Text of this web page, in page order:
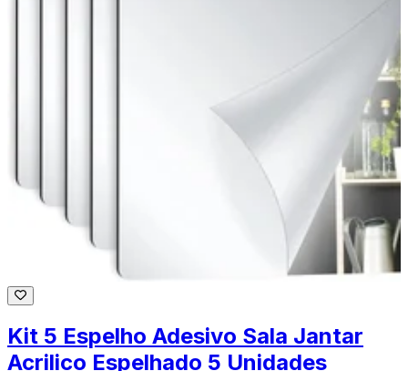
Kit 5 Espelho Adesivo Sala Jantar
Acrilico Espelhado 5 Unidades